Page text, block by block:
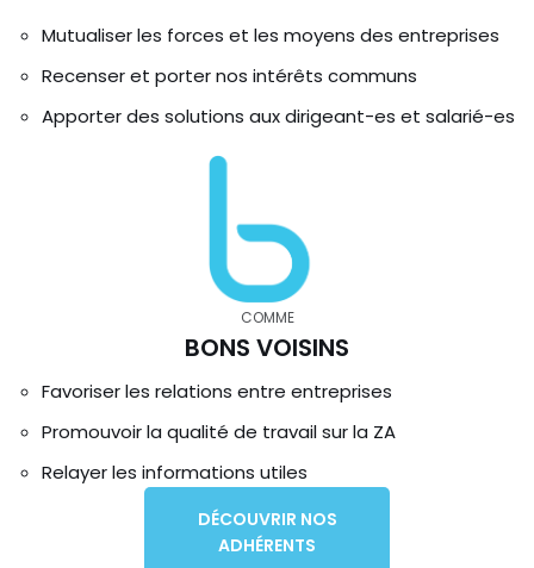
Mutualiser les forces et les moyens des entreprises
Recenser et porter nos intérêts communs
Apporter des solutions aux dirigeant-es et salarié-es
COMME
BONS VOISINS
Favoriser les relations entre entreprises
Promouvoir la qualité de travail sur la ZA
Relayer les informations utiles
DÉCOUVRIR NOS
ADHÉRENTS